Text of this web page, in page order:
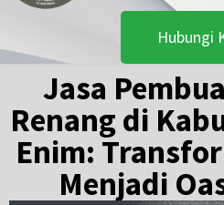
Hubungi
Jasa
Renang di
Enim:
Menjadi